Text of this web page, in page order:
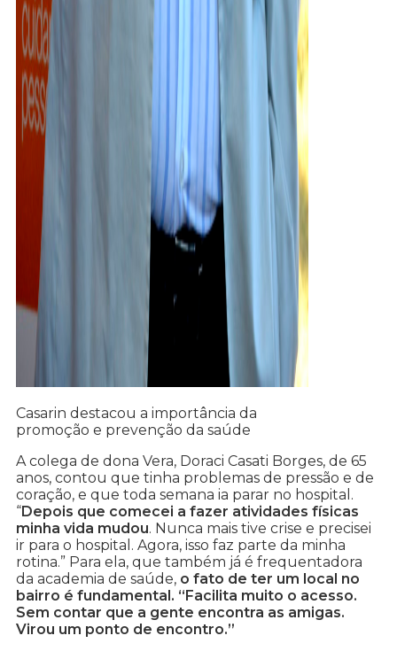
Casarin destacou a importância da
promoção e prevenção da saúde
A colega de dona Vera, Doraci Casati Borges, de 65
anos, contou que tinha problemas de pressão e de
coração, e que toda semana ia parar no hospital.
“Depois que comecei a fazer atividades físicas
minha vida mudou. Nunca mais tive crise e precisei
ir para o hospital. Agora, isso faz parte da minha
rotina.” Para ela, que também já é frequentadora
da academia de saúde, o fato de ter um local no
bairro é fundamental. “Facilita muito o acesso.
Sem contar que a gente encontra as amigas.
Virou um ponto de encontro.”